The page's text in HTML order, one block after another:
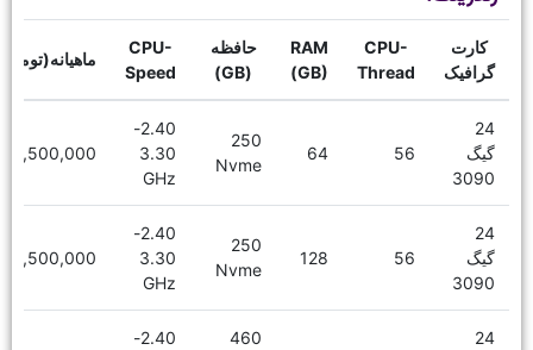
کارت
گرافیک
CPU-
Thread
RAM
(GB)
حافظه
(GB)
CPU-
Speed
24
گیگ
3090
56
64
250
Nvme
2.40-
3.30
GHz
16,500,000
24
گیگ
3090
56
128
250
Nvme
2.40-
3.30
GHz
18,500,000
24
460
2.40-